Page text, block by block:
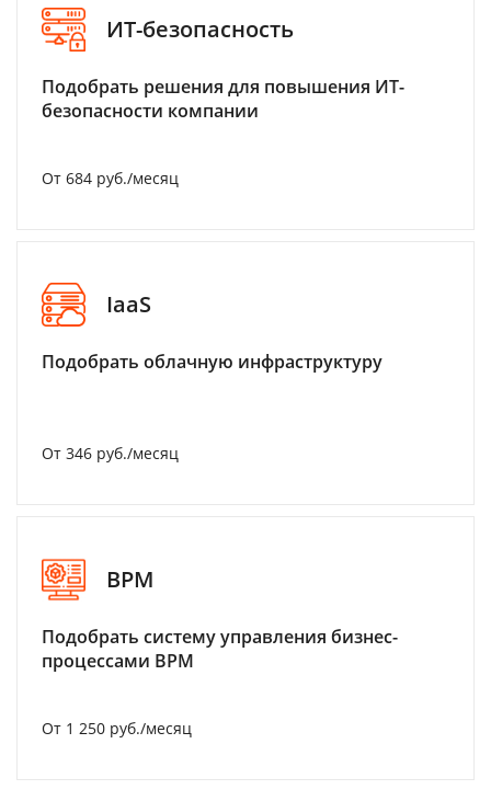
ИТ-безопасность
Подобрать решения для повышения ИТ-
безопасности компании
От 684 руб./месяц
IaaS
Подобрать облачную инфраструктуру
От 346 руб./месяц
BPM
Подобрать систему управления бизнес-
процессами BPM
От 1 250 руб./месяц